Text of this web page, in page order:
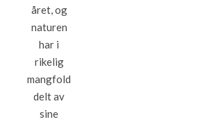
året, og
naturen
har i
rikelig
mangfold
delt av
sine